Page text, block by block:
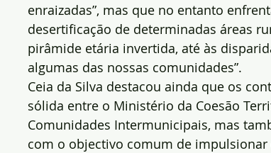
enraizadas”, mas que no entanto
desertificação de determinadas áreas
pirâmide etária invertida, até às
algumas das nossas comunidades”.
Ceia da Silva destacou ainda que os
sólida entre o Ministério da Coesão
Comunidades Intermunicipais, mas
com o objectivo comum de